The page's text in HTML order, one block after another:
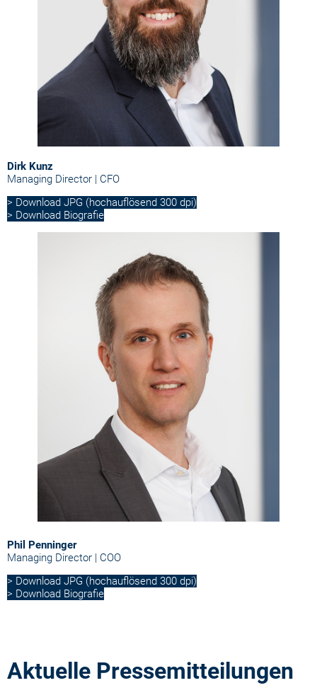
Dirk Kunz
Managing Director | CFO
> Download JPG (hochauflösend 300 dpi)
> Download Biografie
Phil Penninger
Managing Director | COO
> Download JPG (hochauflösend 300 dpi)
> Download Biografie
Aktuelle Pressemitteilungen